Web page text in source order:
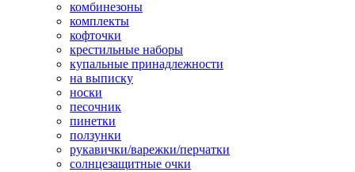
комбинезоны
комплекты
кофточки
крестильные наборы
купальные принадлежности
на выписку
носки
песочник
пинетки
ползунки
рукавички/варежки/перчатки
солнцезащитные очки